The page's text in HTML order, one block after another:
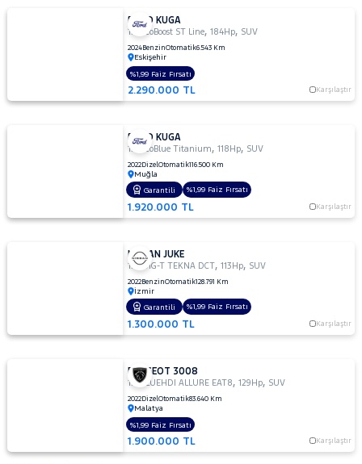
FORD KUGA
1.5 EcoBoost ST Line,184Hp, SUV
2024BenzinOtomatik6.543 Km
Eskişehir
2.290.000 TL Karşılaştır
%1,99 Faiz Fırsatı
FORD KUGA
1.5 EcoBlue Titanium,118Hp, SUV
2022DizelOtomatik116.500 Km
Muğla
1.920.000 TL Karşılaştır
Garantili %1,99 Faiz Fırsatı
NISSAN JUKE
1.0 DIG-T TEKNA DCT,113Hp, SUV
2022BenzinOtomatik128.791 Km
İzmir
1.300.000 TL Karşılaştır
Garantili %1,99 Faiz Fırsatı
PEUGEOT 3008
1.5 BLUEHDI ALLURE EAT8,129Hp, SUV
2022DizelOtomatik83.640 Km
Malatya
1.900.000 TL Karşılaştır
%1,99 Faiz Fırsatı